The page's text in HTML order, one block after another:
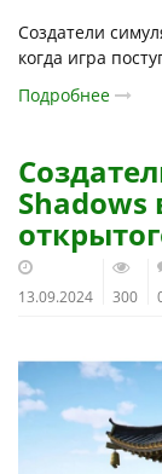
Создатели
когда игра
Подробнее
Shadows
13.09.2024 300